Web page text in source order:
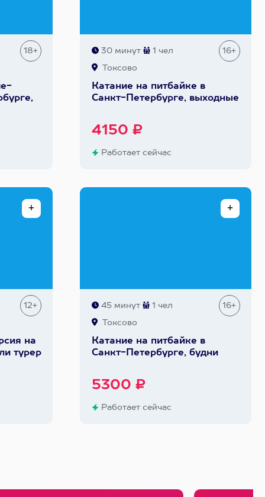
18+ 30 минут 1 чел 16+
Токсово
Катание на питбайке в
Санкт-Петербурге, выходные
4150 ₽
Работает сейчас
12+
на
турер
45 минут 1 чел 16+
Токсово
Катание на питбайке в
Санкт-Петербурге, будни
5300 ₽
Работает сейчас